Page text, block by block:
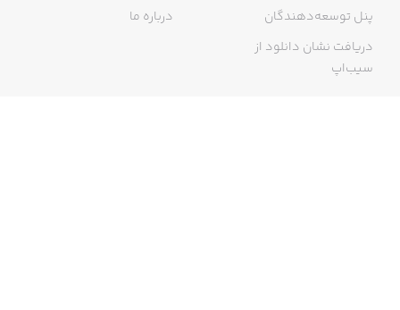
پنل توسعه‌دهندگان
دریافت نشان دانلود از
سیب‌اپ
درباره ما